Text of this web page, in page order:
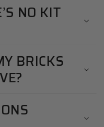
NO KIT
BRICKS